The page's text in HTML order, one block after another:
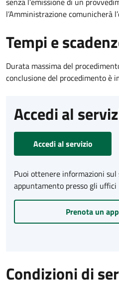
l’Amministrazione comunicherà
Tempi e
Durata massima del
conclusione del procedimento è
Accedi al
Accedi al servizio
Puoi ottenere informazioni
appuntamento presso gli uffici
Prenota un
Condizioni di